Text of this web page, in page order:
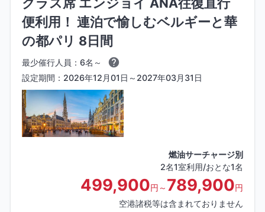
便利用！ 連泊で愉しむベルギーと華
の都パリ 8日間
最少催行人員：6名～
設定期間：2026年12月01日～2027年03月31日
燃油サーチャージ別
2名1室利用/おとな1名
499,900円～ 789,900円
空港諸税等は含まれておりません